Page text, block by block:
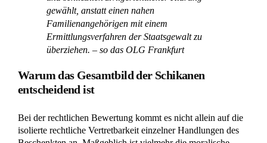
schaute. Der Hebel war das „Gesamtbild“: Wenn Sie
in einer ähnlichen Lage sind, sollten Sie
dokumentieren, wie verschiedene Verhaltensweisen
(wie Nutzungsverbote, unberechtigte Anzeigen oder
Oft entfaltet erst die Kombination dieser Nadelstiche
die nötige Schwere, um vor Gericht als grober